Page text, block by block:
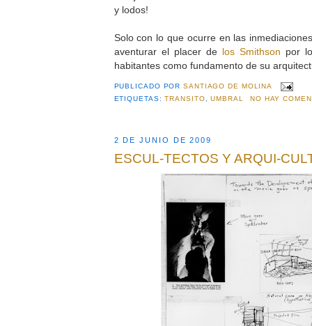
y lodos!
Solo con lo que ocurre en las
aventurar el placer de los Smithson por
habitantes como fundamento de su
PUBLICADO PORSANTIAGO DE MOLINA
ETIQUETAS:TRANSITO ,UMBRAL NO HAY
2 DE JUNIO DE 2009
ESCUL-TECTOS Y ARQUI-